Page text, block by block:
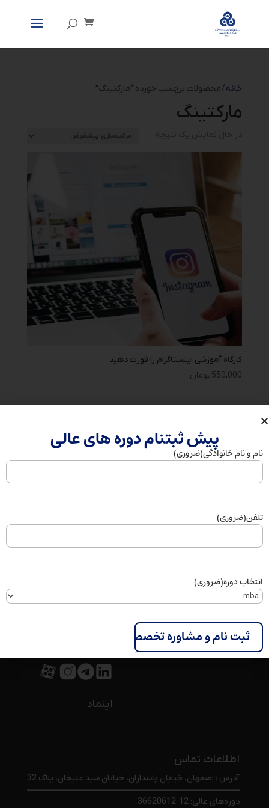
خانه/ محصولات برچسب خورده “مارکتینگ”
مارکتینگ
کارگاه آموزشی اینستاگرام را قورت دهید
550,000تومان
مهارت‌های ضروری نسل آینده؛ چه چیزهایی آینده نوجوانان را
کار آفرینی نوجوانان؛ چرا آموزش کارآفرینی از سنین پایین
ضروری است؟
طرح ملی پرورش ۱۰۰۰ مدیر در سازمان مدیریت صنعتی اصفهان
سازمانی
اینماد
اطلاعات تماس
آدرس : اصفهان، خیابان پاسداران، خیابان سید علیخان، پلاک 32
دوره‌های عالی: 12-36620612
پیش ثبتنام دوره های عالی
نام و نام خانوادگی(ضروری)
تلفن(ضروری)
انتخاب دوره(ضروری)